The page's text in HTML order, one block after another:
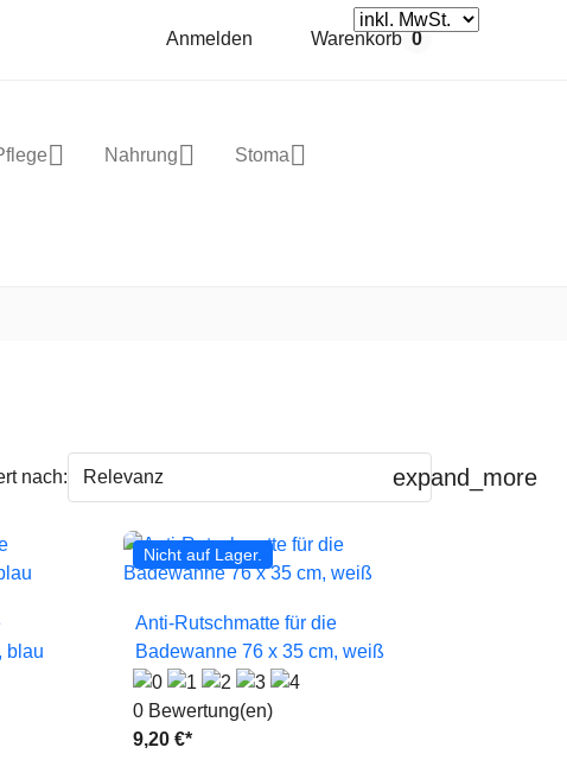
Anmelden Warenkorb 0
Nahrung Stoma
nach: Relevanz expand_more
blau
Nicht auf Lager.
 Vorschau
Anti-Rutschmatte für die
Badewanne 76 x 35 cm, weiß
0 Bewertung(en)
9,20 €*